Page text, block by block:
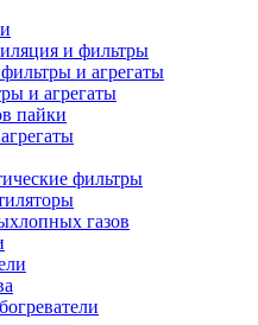
и фильтры
и агрегаты
и агрегаты
пайки
фильтры
газов